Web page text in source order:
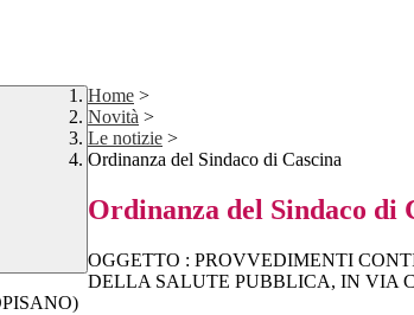
Home >
Novità >
Le notizie >
Ordinanza del Sindaco di Cascina
Ordinanza del Sindaco di
OGGETTO : PROVVEDIMENTI
DELLA SALUTE PUBBLICA, IN VIA